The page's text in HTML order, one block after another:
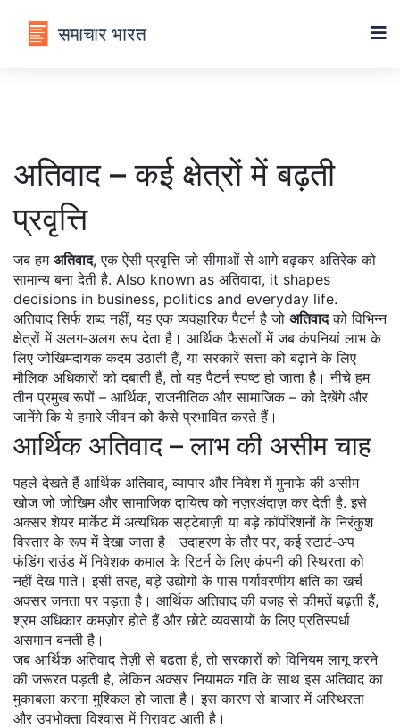
अतिवाद – कई क्षेत्रों में बढ़ती
प्रवृत्ति
जब हम अतिवाद,एक ऐसी प्रवृत्ति जो सीमाओं से आगे बढ़कर अतिरेक को
सामान्य बना देती है. Also known as अतिवादा, it shapes
decisions in business, politics and everyday life.
अतिवाद सिर्फ शब्द नहीं, यह एक व्यवहारिक पैटर्न है जो अतिवादको विभिन्न
क्षेत्रों में अलग‑अलग रूप देता है। आर्थिक फैसलों में जब कंपनियां लाभ के
लिए जोखिमदायक कदम उठाती हैं, या सरकारें सत्ता को बढ़ाने के लिए
मौलिक अधिकारों को दबाती हैं, तो यह पैटर्न स्पष्ट हो जाता है। नीचे हम
तीन प्रमुख रूपों – आर्थिक, राजनीतिक और सामाजिक – को देखेंगे और
जानेंगे कि ये हमारे जीवन को कैसे प्रभावित करते हैं।
आर्थिक अतिवाद – लाभ की असीम चाह
पहले देखते हैं आर्थिक अतिवाद,व्यापार और निवेश में मुनाफे की असीम
खोज जो जोखिम और सामाजिक दायित्व को नज़रअंदाज़ कर देती है. इसे
अक्सर शेयर मार्केट में अत्यधिक सट्टेबाज़ी या बड़े कॉर्पोरेशनों के निरंकुश
विस्तार के रूप में देखा जाता है। उदाहरण के तौर पर, कई स्टार्ट‑अप
फंडिंग राउंड में निवेशक कमाल के रिटर्न के लिए कंपनी की स्थिरता को
नहीं देख पाते। इसी तरह, बड़े उद्योगों के पास पर्यावरणीय क्षति का खर्च
अक्सर जनता पर पड़ता है। आर्थिक अतिवाद की वजह से कीमतें बढ़ती हैं,
श्रम अधिकार कमज़ोर होते हैं और छोटे व्यवसायों के लिए प्रतिस्पर्धा
असमान बनती है।
जब आर्थिक अतिवाद तेज़ी से बढ़ता है, तो सरकारों को विनियम लागू करने
की जरूरत पड़ती है, लेकिन अक्सर नियामक गति के साथ इस अतिवाद का
मुकाबला करना मुश्किल हो जाता है। इस कारण से बाजार में अस्थिरता
और उपभोक्ता विश्वास में गिरावट आती है।